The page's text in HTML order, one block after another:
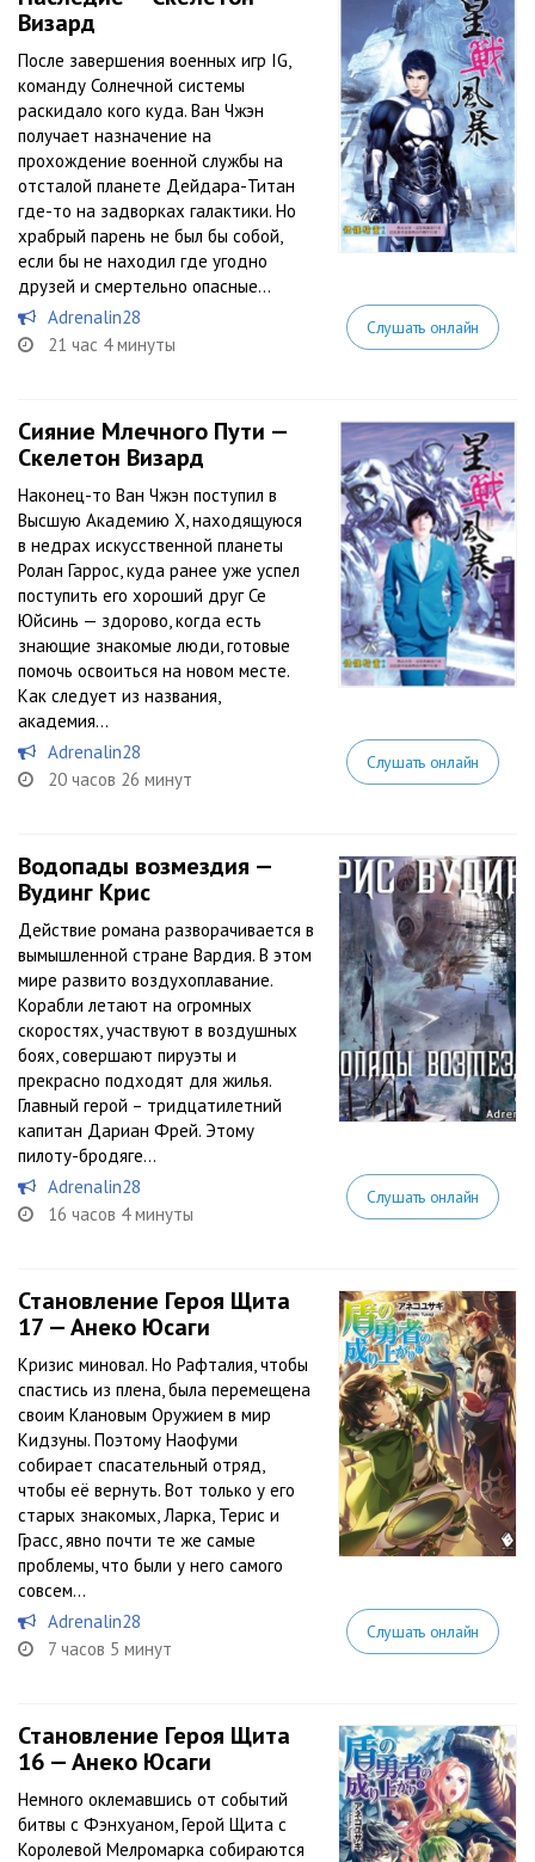
Визард
После завершения военных игр IG,
команду Солнечной системы
раскидало кого куда. Ван Чжэн
получает назначение на
прохождение военной службы на
отсталой планете Дейдара-Титан
где-то на задворках галактики. Но
храбрый парень не был бы собой,
если бы не находил где угодно
друзей и смертельно опасные...
Adrenalin28
21 час 4 минуты
Слушать онлайн
Сияние Млечного Пути —
Скелетон Визард
Наконец-то Ван Чжэн поступил в
Высшую Академию Х, находящуюся
в недрах искусственной планеты
Ролан Гаррос, куда ранее уже успел
поступить его хороший друг Се
Юйсинь — здорово, когда есть
знающие знакомые люди, готовые
помочь освоиться на новом месте.
Как следует из названия,
академия...
Adrenalin28
20 часов 26 минут
Слушать онлайн
Водопады возмездия —
Вудинг Крис
Действие романа разворачивается в
вымышленной стране Вардия. В этом
мире развито воздухоплавание.
Корабли летают на огромных
скоростях, участвуют в воздушных
боях, совершают пируэты и
прекрасно подходят для жилья.
Главный герой – тридцатилетний
капитан Дариан Фрей. Этому
пилоту-бродяге...
Adrenalin28
16 часов 4 минуты
Слушать онлайн
Становление Героя Щита
17 — Анеко Юсаги
Кризис миновал. Но Рафталия, чтобы
спастись из плена, была перемещена
своим Клановым Оружием в мир
Кидзуны. Поэтому Наофуми
собирает спасательный отряд,
чтобы её вернуть. Вот только у его
старых знакомых, Ларка, Терис и
Грасс, явно почти те же самые
проблемы, что были у него самого
совсем...
Adrenalin28
7 часов 5 минут
Слушать онлайн
Становление Героя Щита
16 — Анеко Юсаги
Немного оклемавшись от событий
битвы с Фэнхуаном, Герой Щита c
Королевой Мелромарка собираются